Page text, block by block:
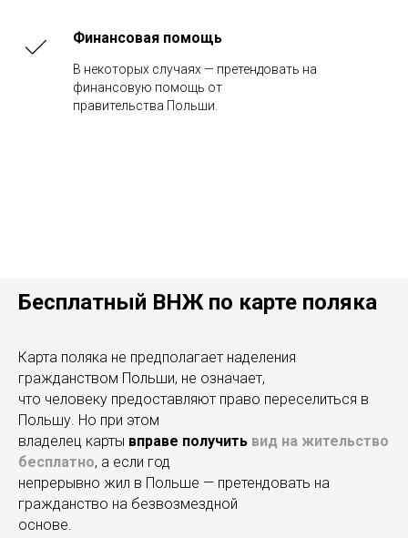
Финансовая помощь
В некоторых случаях — претендовать на
финансовую помощь от
правительства Польши.
Бесплатный ВНЖ по карте поляка
Карта поляка не предполагает наделения
гражданством Польши, не означает,
что человеку предоставляют право переселиться в
Польшу. Но при этом
владелец карты вправе получить вид на жительство
бесплатно, а если год
непрерывно жил в Польше — претендовать на
гражданство на безвозмездной
основе.